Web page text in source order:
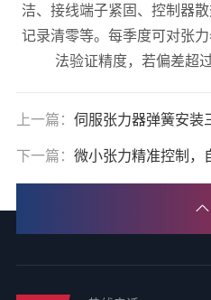
洁、接线端子紧固、控制器
记录清零等。每季度可对张
法验证精度，若偏差超
上一篇： 伺服张力器弹簧安装
下一篇： 微小张力精准控制，自动